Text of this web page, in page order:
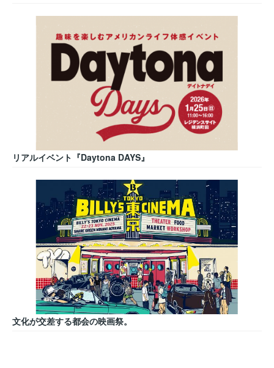
リアルイベント『Daytona DAYS』
文化が交差する都会の映画祭。